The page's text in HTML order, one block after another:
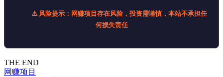
⚠️ 风险提示：网赚项目存在风险，投资需谨慎，本站不承担任
何损失责任
THE END
网赚项目